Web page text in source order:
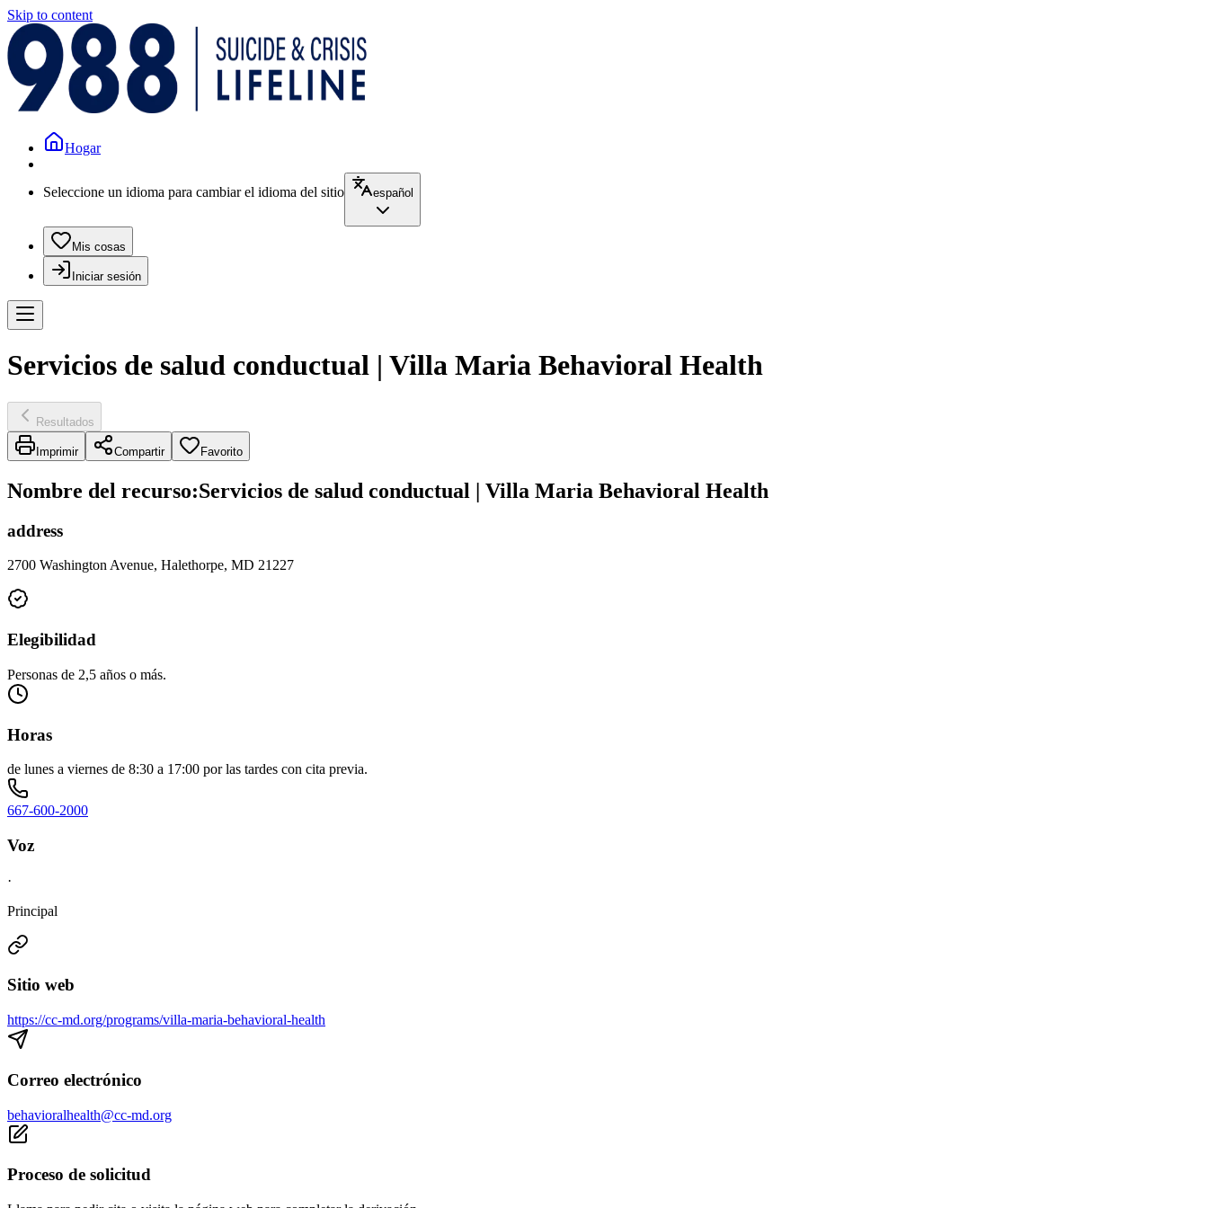
Skip to content
Hogar
Seleccione un idioma para cambiar el idioma del sitio español
Mis cosas
Iniciar sesión
Servicios de salud conductual | Villa Maria Behavioral Health
Resultados
Imprimir Compartir Favorito
Nombre del recurso:Servicios de salud conductual | Villa Maria Behavioral Health
address
2700 Washington Avenue, Halethorpe, MD 21227
Elegibilidad
Personas de 2,5 años o más.
Horas
de lunes a viernes de 8:30 a 17:00 por las tardes con cita previa.
667-600-2000
Voz
·
Principal
Sitio web
https://cc-md.org/programs/villa-maria-behavioral-health
Correo electrónico
behavioralhealth@cc-md.org
Proceso de solicitud